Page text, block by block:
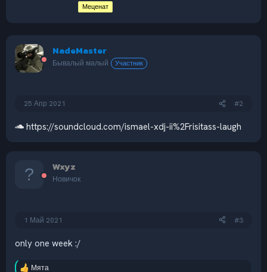
Меценат
NadeMaster
Бывалый малый Участник
25 Апр 2021 #2
https://soundcloud.com/ismael-xdj-ii%2Frisitass-laugh
Wxyz
Новичок
1 Май 2021 #3
only one week :/
Мята